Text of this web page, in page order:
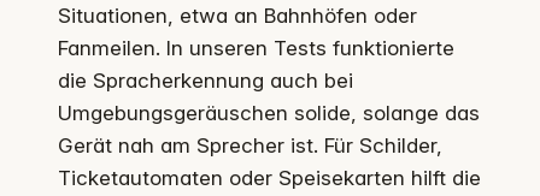
Situationen, etwa an Bahnhöfen oder
Fanmeilen. In unseren Tests funktionierte
die Spracherkennung auch bei
Umgebungsgeräuschen solide, solange das
Gerät nah am Sprecher ist. Für Schilder,
Ticketautomaten oder Speisekarten hilft die